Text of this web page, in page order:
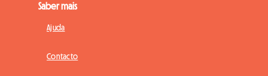
Saber mais
Ajuda
Contacto